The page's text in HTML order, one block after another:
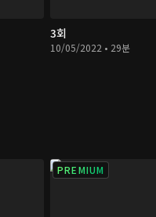
3회
10/05/2022 • 29분
PREMIUM